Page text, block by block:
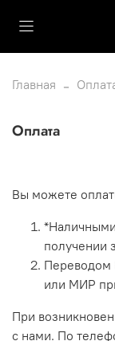
Главная
Оплата
Вы можете
получении
Переводом
или МИР
При
с нами. По